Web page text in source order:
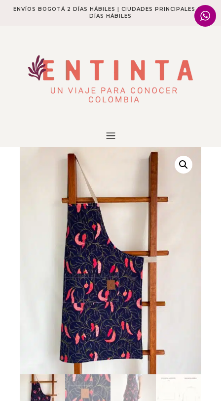
ENVÍOS BOGOTÁ 2 DÍAS HÁBILES | CIUDADES PRINCIPALES 2-4
DÍAS HÁBILES​